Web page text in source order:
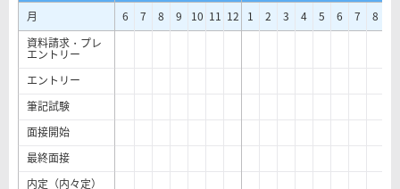
月
6 7 8 9 10 11 12 1 2 3 4 5 6 7 8
資料請求・プレ
エントリー
エントリー
筆記試験
面接開始
最終面接
内定（内々定）